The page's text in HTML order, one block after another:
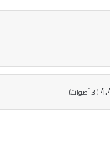
(
3أصوات)